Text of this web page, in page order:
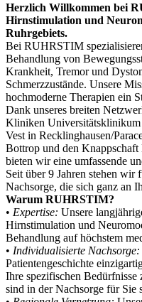
Herzlich Willkommen bei
Hirnstimulation und
Ruhrgebiets.
Bei RUHRSTIM
Behandlung von
Krankheit, Tremor und
Schmerzzustände. Unsere
hochmoderne Therapien ein
Dank unseres breiten
Kliniken
Vest in Recklinghausen/
Bottrop und den
bieten wir eine umfassende
Seit über 9 Jahren stehen
Nachsorge, die sich ganz an
Warum RUHRSTIM?
• Expertise: Unsere
Hirnstimulation und
Behandlung auf höchstem
• Individualisierte Nachsorge:
Patientengeschichte
Ihre spezifischen Bedürfnisse
sind in der Nachsorge für Sie